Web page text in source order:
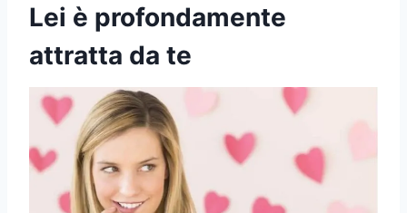
Lei è profondamente
attratta da te